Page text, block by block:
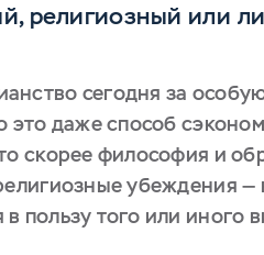
религиозный или
сегодня за
это даже способ
скорее философия и
убеждения
пользу того или иного